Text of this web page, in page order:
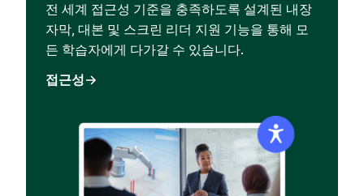
전 세계 접근성 기준을 충족하도록 설계된 내장
자막, 대본 및 스크린 리더 지원 기능을 통해 모
든 학습자에게 다가갈 수 있습니다.
접근성